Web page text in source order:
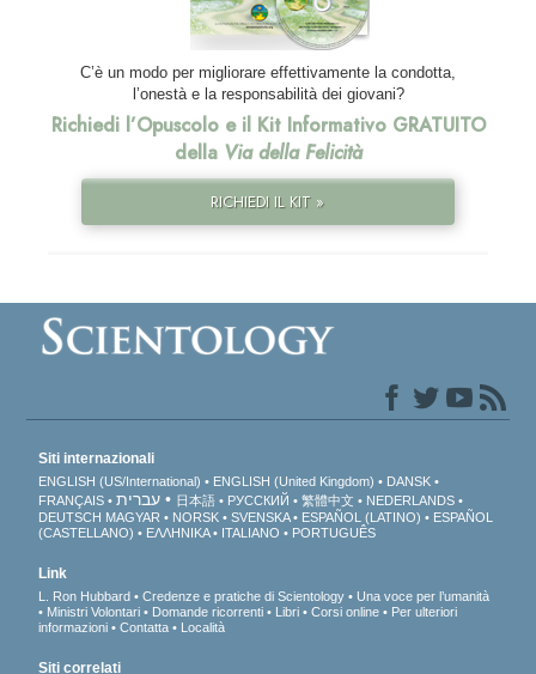
C’è un modo per migliorare effettivamente la condotta,
l’onestà e la responsabilità dei giovani?
Richiedi l’Opuscolo e il Kit Informativo GRATUITO
della Via della Felicità
RICHIEDI IL KIT »
Siti internazionali
ENGLISH (US/International) ENGLISH (United Kingdom)
DANSK
FRANÇAIS
עברית 日本語 РУССКИЙ 繁體中文
NEDERLANDS
DEUTSCH MAGYAR NORSK SVENSKA ESPAÑOL (LATINO)
ESPAÑOL
(CASTELLANO)
ΕΛΛΗΝΙΚA ITALIANO PORTUGUÊS
Link
L. Ron Hubbard Credenze e pratiche di Scientology
Una voce per l’umanità
Ministri Volontari
Domande ricorrenti Libri Corsi online
Per ulteriori
informazioni
Contatta Località
Siti correlati